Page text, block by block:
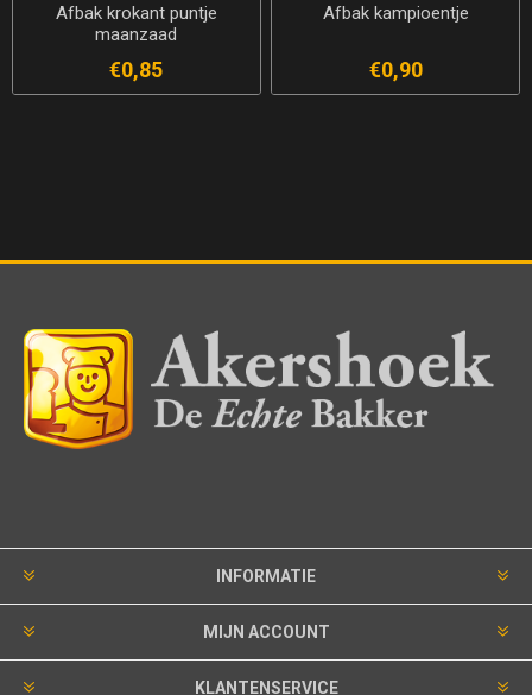
Afbak krokant puntje
maanzaad
€0,85
Afbak kampioentje
€0,90
INFORMATIE
MIJN ACCOUNT
KLANTENSERVICE